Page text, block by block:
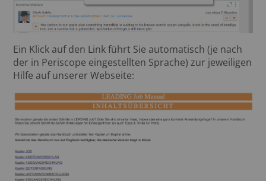
Ein Klick auf den Link führt Sie automatisch (je nach
der in Periscope eingestellten Sprache) zur jeweiligen
Hilfe auf unserer Webseite: